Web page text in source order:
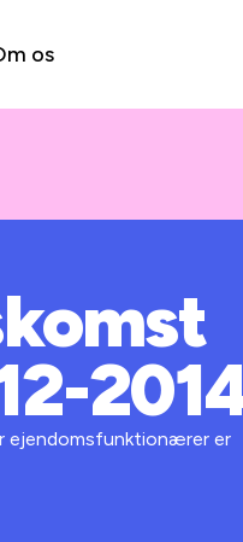
os
ejendomsfunktionærer er